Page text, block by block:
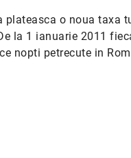
o noua taxa
la 1 ianuarie 2011
nopti petrecute in